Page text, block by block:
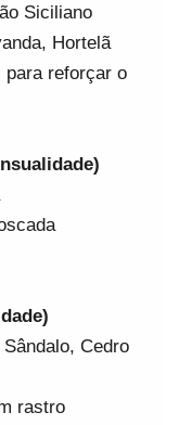
Siciliano
Hortelã
para reforçar o
Cedro
rastro